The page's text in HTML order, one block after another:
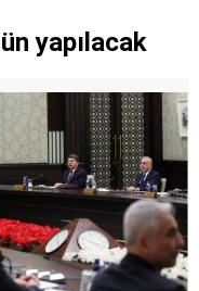
yapılacak